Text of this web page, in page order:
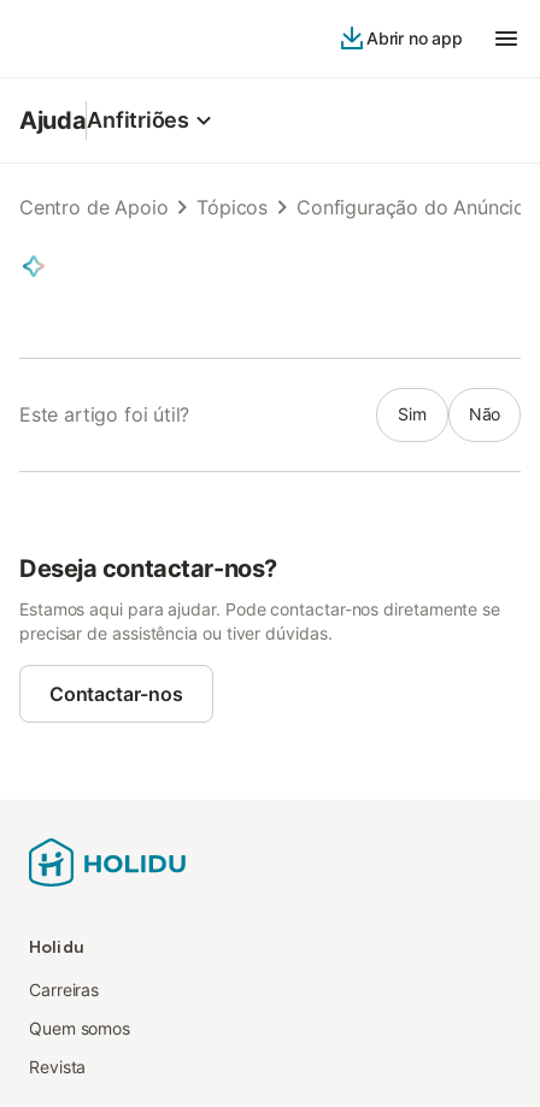
Abrir no app
AjudaAnfitriões
Centro de Apoio Tópicos Configuração do Anúncio
Este artigo foi útil? Sim Não
Deseja contactar-nos?
Estamos aqui para ajudar. Pode contactar-nos diretamente se
precisar de assistência ou tiver dúvidas.
Contactar-nos
Holidu
Carreiras
Quem somos
Revista